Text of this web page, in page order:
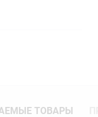
В наличииТОВАРЫ